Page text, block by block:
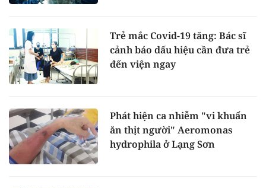
Trẻ mắc Covid-19 tăng: Bác sĩ
cảnh báo dấu hiệu cần đưa trẻ
đến viện ngay
Phát hiện ca nhiễm "vi khuẩn
ăn thịt người" Aeromonas
hydrophila ở Lạng Sơn